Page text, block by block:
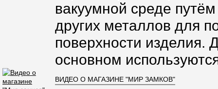
вакуумной среде
других металлов для
поверхности изделия.
основном
ВИДЕО О МАГАЗИНЕ "МИР ЗАМКОВ"